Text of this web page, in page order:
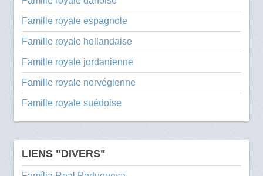
Famille royale espagnole
Famille royale hollandaise
Famille royale jordanienne
Famille royale norvégienne
Famille royale suédoise
LIENS "DIVERS"